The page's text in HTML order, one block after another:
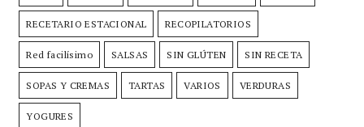
RECETARIO ESTACIONAL RECOPILATORIOS
Red facilísimo SALSAS SIN GLÚTEN SIN RECETA
SOPAS Y CREMAS TARTAS VARIOS VERDURAS
YOGURES